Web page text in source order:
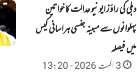
دہلی کی راؤز ایونیو عدالت کا خواتین
پہلوانوں سے مبینہ جنسی ہراسانی کیس
میں فیصلہ
3 اگست 2026 - 13:20